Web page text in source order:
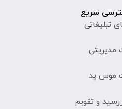
سریع
تبلیغاتی
موس پد
و تقویم